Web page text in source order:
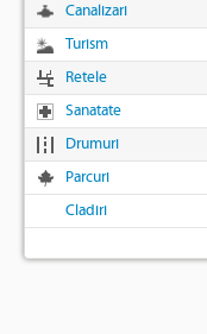
Canalizari
Turism
Retele
Sanatate
Drumuri
Parcuri
Cladiri